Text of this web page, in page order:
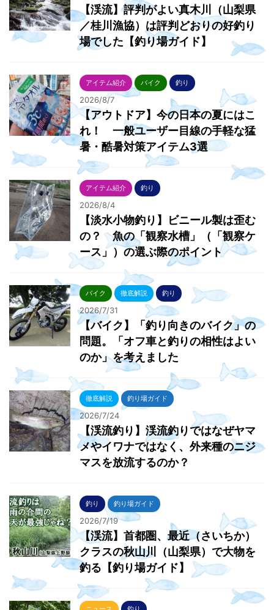
【渓流】評判がよい真木川（山梨県
／桂川漁協）は評判どおりの好釣り
場でした【釣り場ガイド】
アイテム紹介 バイク 釣り
2026/8/7
【アウトドア】今の日本の夏にはこ
れ！ 一般ユーザー目線の手軽な猛
暑・酷暑対策アイテム3選
アイテム紹介 釣り
2026/8/4
【淡水小物釣り】ビニール製は歪む
の？ 魚の「観察水槽」（「観察ケ
ース」）の選ぶ際のポイント
バイク 徹底解説 釣り
2026/7/31
【バイク】「釣り向きのバイク」の
問題。「オフ車と釣りの相性はよい
のか」を考えました
徹底解説 釣り場ガイド
2026/7/24
【渓流釣り】渓流釣りではなぜヤマ
メやイワナではなく、外来種のニジ
マスを放流するのか？
釣り 釣り場ガイド
2026/7/19
【渓流】首都圏、最近（さいちか）
クラスの秋山川（山梨県）で大物を
釣る【釣り場ガイド】